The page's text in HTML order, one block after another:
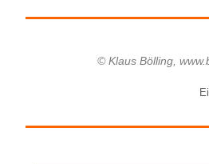
© Klaus Bölling,